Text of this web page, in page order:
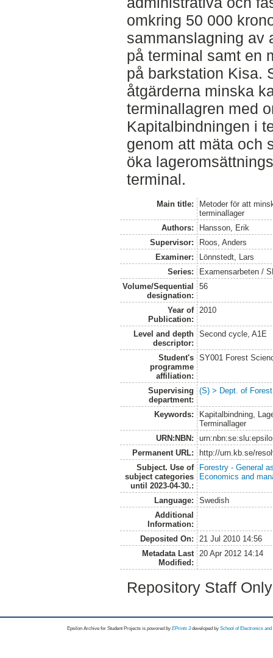
omkring 50 000
sammanslagning av
på terminal samt en
på barkstation Kisa.
åtgärderna minska
terminallagren med
Kapitalbindningen i
genom att mäta och
öka
terminal.
Main title:
Metoder för att
terminallager
Authors:
Hansson, Erik
Supervisor:
Roos, Anders
Examiner:
Lönnstedt, Lars
Series:
Examensarbeten /
Volume/Sequential
designation:
56
Year of
Publication:
2010
Level and depth
descriptor:
Second cycle, A1E
Student's
programme
affiliation:
SY001 Forest
Supervising
department:
(S) > Dept. of
Keywords:
Kapitalbindning,
Terminallager
URN:NBN:
Permanent URL:
http://urn.kb.se/
Subject. Use of
subject categories
until 2023-04-30.:
Forestry - General
Economics and
Language:
Swedish
Additional
Information:
Deposited On:
21 Jul 2010 14:56
Metadata Last
Modified:
20 Apr 2012 14:14
Repository Staff
Epsilon Archive for Student Projects is powored byEPrints 3 developed by School of Electronics